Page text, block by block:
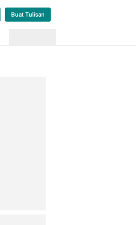
Buat Tulisan